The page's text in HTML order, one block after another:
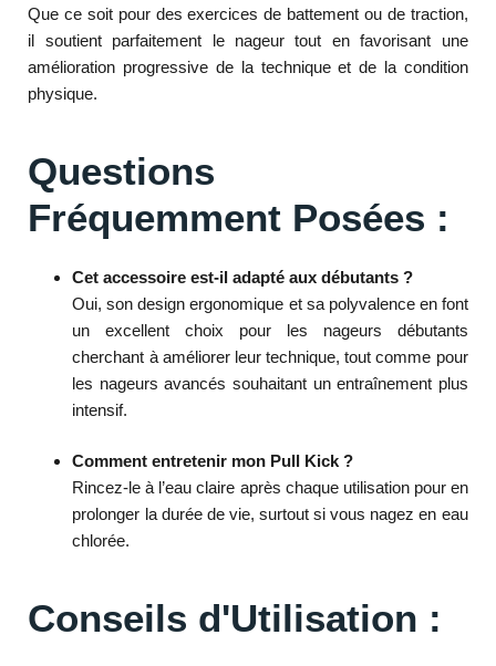
Que ce soit pour des exercices de battement ou de traction,
il soutient parfaitement le nageur tout en favorisant une
amélioration progressive de la technique et de la condition
physique.
Questions
Fréquemment Posées :
Cet accessoire est-il adapté aux débutants ?
Oui, son design ergonomique et sa polyvalence en font
un excellent choix pour les nageurs débutants
cherchant à améliorer leur technique, tout comme pour
les nageurs avancés souhaitant un entraînement plus
intensif.
Comment entretenir mon Pull Kick ?
Rincez-le à l’eau claire après chaque utilisation pour en
prolonger la durée de vie, surtout si vous nagez en eau
chlorée.
Conseils d'Utilisation :